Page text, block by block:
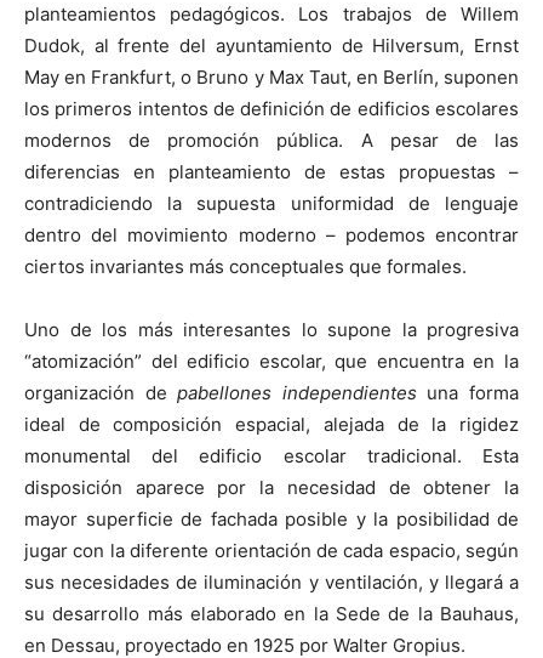
planteamientos pedagógicos. Los trabajos de Willem
Dudok, al frente del ayuntamiento de Hilversum, Ernst
May en Frankfurt, o Bruno y Max Taut, en Berlín, suponen
los primeros intentos de definición de edificios escolares
modernos de promoción pública. A pesar de las
diferencias en planteamiento de estas propuestas –
contradiciendo la supuesta uniformidad de lenguaje
dentro del movimiento moderno – podemos encontrar
ciertos invariantes más conceptuales que formales.
Uno de los más interesantes lo supone la progresiva
“atomización” del edificio escolar, que encuentra en la
organización depabellones independientes una forma
ideal de composición espacial, alejada de la rigidez
monumental del edificio escolar tradicional. Esta
disposición aparece por la necesidad de obtener la
mayor superficie de fachada posible y la posibilidad de
jugar con la diferente orientación de cada espacio, según
sus necesidades de iluminación y ventilación, y llegará a
su desarrollo más elaborado en la Sede de la Bauhaus,
en Dessau, proyectado en 1925 por Walter Gropius.